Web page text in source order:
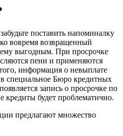
поставить напоминалку
вовремя возвращенный
выгодным. При просрочке
пени и применяются
информация о невыплате
в специальное Бюро кредитных
запись о просрочке по
будет проблематично.
предлагают множество